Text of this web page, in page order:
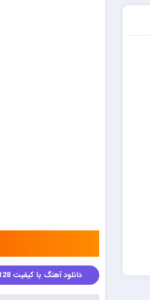
دانلود آهنگ با کیفیت 128